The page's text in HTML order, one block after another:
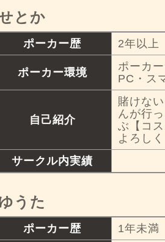
とか
ポーカー歴 2年以上
ポーカー環境
ポーカ
PC・ス
自己紹介
賭けな
んが行
ぶ【コ
よろし
サークル内実績
うた
ポーカー歴 1年未満